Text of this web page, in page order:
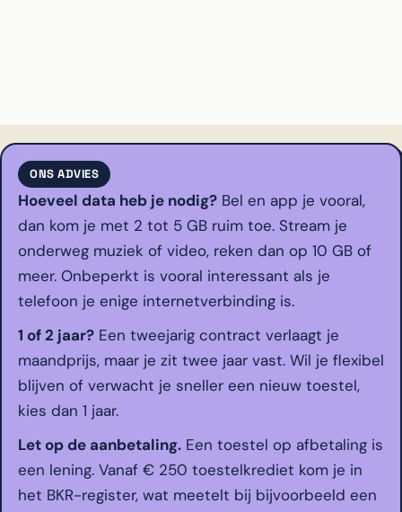
ONS ADVIES
Hoeveel data heb je nodig? Bel en app je vooral,
dan kom je met 2 tot 5 GB ruim toe. Stream je
onderweg muziek of video, reken dan op 10 GB of
meer. Onbeperkt is vooral interessant als je
telefoon je enige internetverbinding is.
1 of 2 jaar? Een tweejarig contract verlaagt je
maandprijs, maar je zit twee jaar vast. Wil je flexibel
blijven of verwacht je sneller een nieuw toestel,
kies dan 1 jaar.
Let op de aanbetaling. Een toestel op afbetaling is
een lening. Vanaf € 250 toestelkrediet kom je in
het BKR-register, wat meetelt bij bijvoorbeeld een